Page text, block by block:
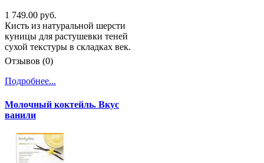
1 749.00 руб.
Кисть из натуральной шерсти
куницы для растушевки теней
сухой текстуры в складках век.
Отзывов (0)
Подробнее...
Молочный коктейль. Вкус
ванили